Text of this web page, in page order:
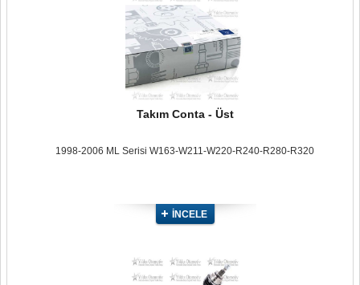
Takım Conta - Üst
1998-2006 ML Serisi W163-W211-W220-R240-R280-R320
İNCELE